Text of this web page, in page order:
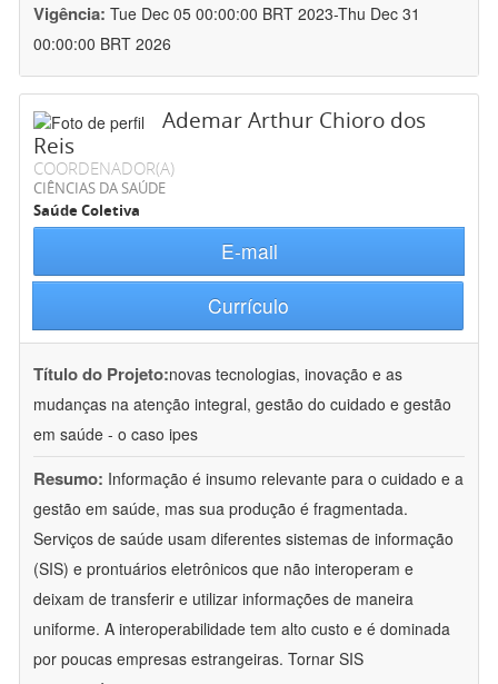
Vigência: Tue Dec 05 00:00:00 BRT 2023-Thu Dec 31
00:00:00 BRT 2026
Ademar Arthur Chioro dos
Reis
COORDENADOR(A)
CIÊNCIAS DA SAÚDE
Saúde Coletiva
E-mail
Currículo
Título do Projeto:novas tecnologias, inovação e as
mudanças na atenção integral, gestão do cuidado e gestão
em saúde - o caso ipes
Resumo: Informação é insumo relevante para o cuidado e a
gestão em saúde, mas sua produção é fragmentada.
Serviços de saúde usam diferentes sistemas de informação
(SIS) e prontuários eletrônicos que não interoperam e
deixam de transferir e utilizar informações de maneira
uniforme. A interoperabilidade tem alto custo e é dominada
por poucas empresas estrangeiras. Tornar SIS